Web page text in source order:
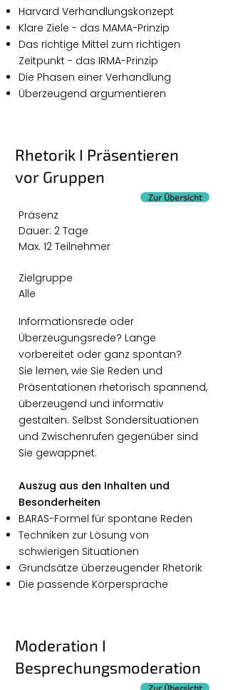
Harvard Verhandlungskonzept
Klare Ziele - das MAMA-Prinzip
Das richtige Mittel zum richtigen
Zeitpunkt - das IRMA-Prinzip
Die Phasen einer Verhandlung
Überzeugend argumentieren
Rhetorik I Präsentieren
vor Gruppen
Zur Übersicht
Präsenz
Dauer: 2 Tage
Max. 12 Teilnehmer
Zielgruppe
Alle
Informationsrede oder
Überzeugungsrede? Lange
vorbereitet oder ganz spontan?
Sie lernen, wie Sie Reden und
Präsentationen rhetorisch spannend,
überzeugend und informativ
gestalten. Selbst Sondersituationen
und Zwischenrufen gegenüber sind
Sie gewappnet.
Auszug aus den Inhalten und
Besonderheiten
BARAS-Formel für spontane Reden
Techniken zur Lösung von
schwierigen Situationen
Grundsätze überzeugender Rhetorik
Die passende Körpersprache
Moderation I
Besprechungsmoderation
Zur Übersicht